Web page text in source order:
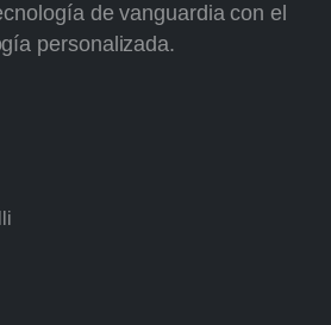
de vanguardia con el
personalizada.